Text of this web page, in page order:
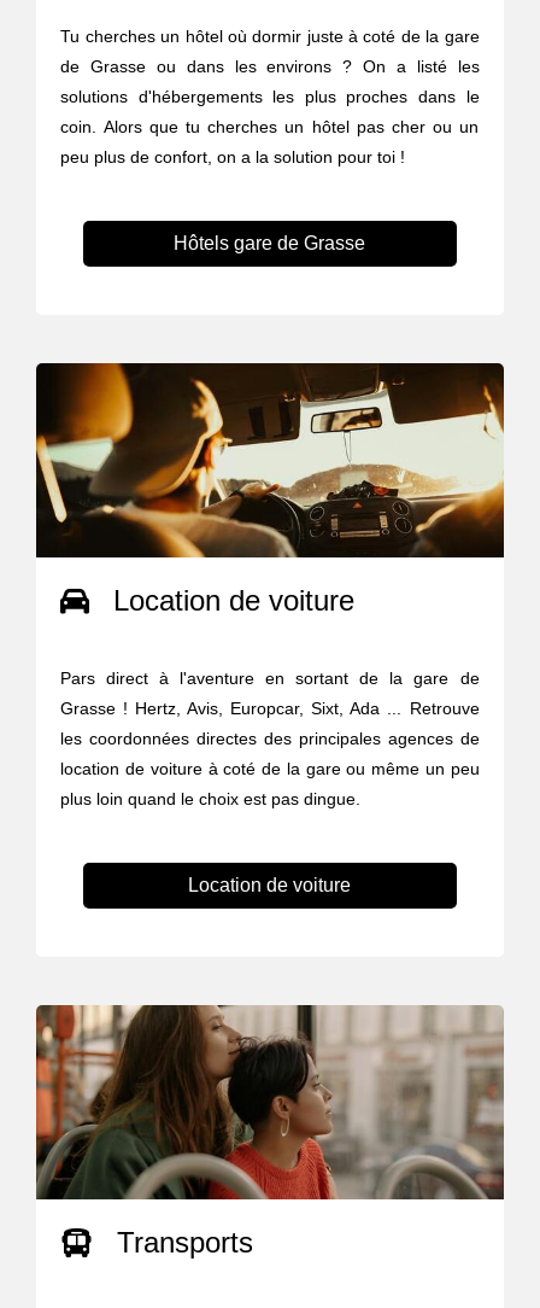
Tu cherches un hôtel où dormir juste à coté de la gare
de Grasse ou dans les environs ? On a listé les
solutions d'hébergements les plus proches dans le
coin. Alors que tu cherches un hôtel pas cher ou un
peu plus de confort, on a la solution pour toi !
Hôtels gare de Grasse
Location de voiture
Pars direct à l'aventure en sortant de la gare de
Grasse ! Hertz, Avis, Europcar, Sixt, Ada ... Retrouve
les coordonnées directes des principales agences de
location de voiture à coté de la gare ou même un peu
plus loin quand le choix est pas dingue.
Location de voiture
Transports